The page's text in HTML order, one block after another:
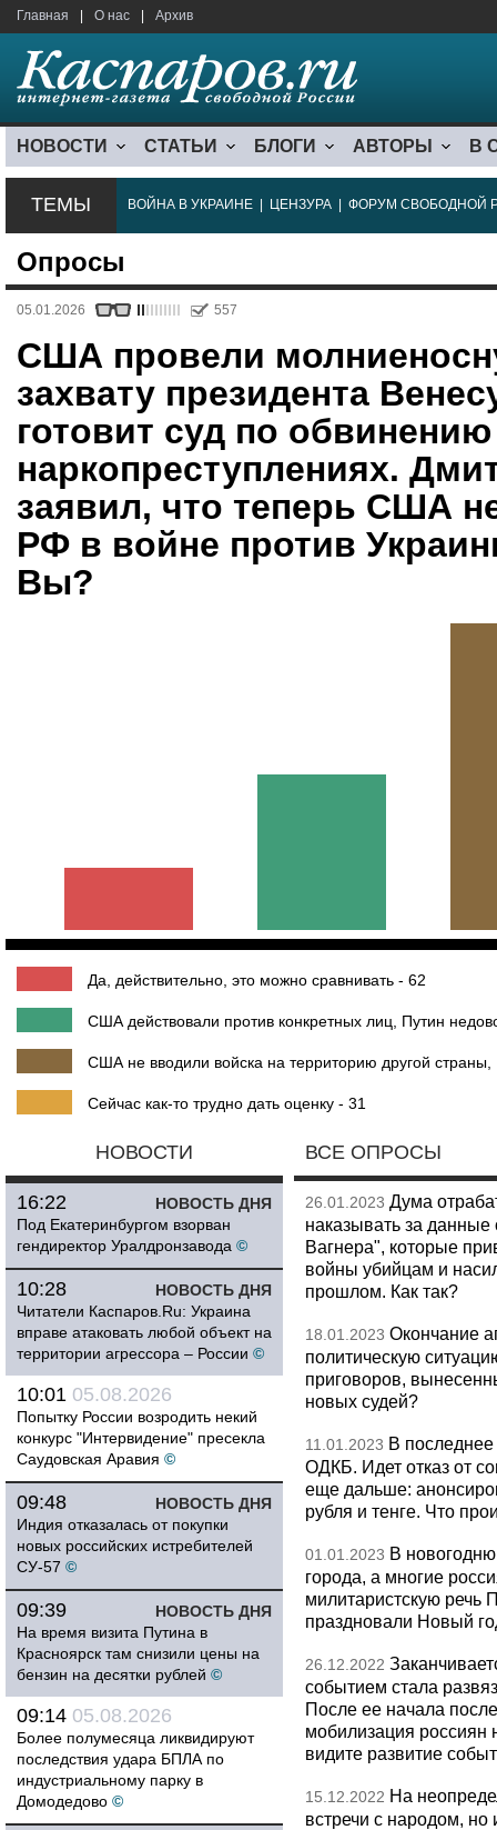
Главная О нас Архив
НОВОСТИ СТАТЬИ БЛОГИ АВТОРЫ В
ТЕМЫ ВОЙНА В УКРАИНЕ ЦЕНЗУРА ФОРУМ СВОБОДНОЙ
Опросы
05.01.2026 557
США провели
захвату президента
готовит суд по
наркопреступлениях.
заявил, что теперь США
РФ в войне против
Вы?
Да, действительно, это можно сравнивать - 62
США действовали против конкретных лиц, Путин
США не вводили войска на территорию другой страны,
Сейчас как-то трудно дать оценку - 31
НОВОСТИ
НОВОСТЬ ДНЯ
16:22
Под Екатеринбургом взорван
гендиректор Уралдронзавода ©
НОВОСТЬ ДНЯ
10:28
Читатели Каспаров.Ru: Украина
вправе атаковать любой объект на
территории агрессора – России ©
10:01 05.08.2026
Попытку России возродить некий
конкурс "Интервидение" пресекла
Саудовская Аравия ©
НОВОСТЬ ДНЯ
09:48
Индия отказалась от покупки
новых российских истребителей
СУ-57 ©
НОВОСТЬ ДНЯ
09:39
На время визита Путина в
Красноярск там снизили цены на
бензин на десятки рублей ©
09:14 05.08.2026
Более полумесяца ликвидируют
последствия удара БПЛА по
индустриальному парку в
Домодедово ©
ВСЕ ОПРОСЫ
26.01.2023 Дума
наказывать за
Вагнера", которые
войны убийцам и
прошлом. Как так?
18.01.2023 Окончание
политическую
приговоров,
новых судей?
11.01.2023 В
ОДКБ. Идет отказ от
еще дальше:
рубля и тенге. Что
01.01.2023 В
города, а многие
милитаристскую речь
праздновали Новый
26.12.2022
событием стала
После ее начала
мобилизация
видите развитие
15.12.2022 На
встречи с народом,